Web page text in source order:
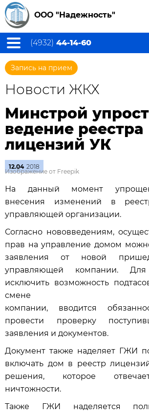
ООО "Надежность"
(4932) 44-14-60
Запись на прием
Новости ЖКХ
Минстрой
ведение реестра
лицензий УК
12.04 2018
Изображение от Freepik
На данный момент
внесения изменений в
управляющей организации.
Согласно нововведениям,
прав на управление домом
заявления от новой
управляющей компании.
исключить возможность
смене
компании, вводится
провести проверку
заявления и документов.
Документ также наделяет ГЖИ
включать дом в реестр
решения, которое
ничтожности.
Также ГЖИ наделяется